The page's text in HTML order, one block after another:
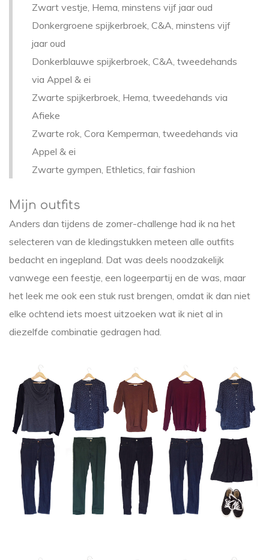
Zwart vestje, Hema, minstens vijf jaar oud
Donkergroene spijkerbroek, C&A, minstens vijf
jaar oud
Donkerblauwe spijkerbroek, C&A, tweedehands
via Appel & ei
Zwarte spijkerbroek, Hema, tweedehands via
Afieke
Zwarte rok, Cora Kemperman, tweedehands via
Appel & ei
Zwarte gympen, Ethletics, fair fashion
Mijn outfits
Anders dan tijdens de zomer-challenge had ik na het
selecteren van de kledingstukken meteen alle outfits
bedacht en ingepland. Dat was deels noodzakelijk
vanwege een feestje, een logeerpartij en de was, maar
het leek me ook een stuk rust brengen, omdat ik dan niet
elke ochtend iets moest uitzoeken wat ik niet al in
diezelfde combinatie gedragen had.